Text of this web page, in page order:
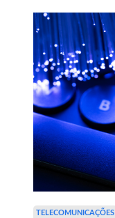
TELECOMUNICAÇÕES